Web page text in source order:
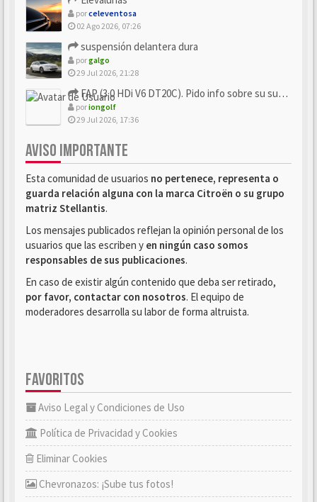
porceleventosa
02 Ago 2026, 07:26
suspensión delantera dura
porgalgo
29 Jul 2026, 21:28
FAP (3.0 HDi V6 DT20C). Pido info sobre su sustitución
poriongolf
29 Jul 2026, 17:36
AVISO IMPORTANTE
Esta comunidad de usuarios no pertenece, representa o
guarda relación alguna con la marca Citroën o su grupo
matriz Stellantis.
Los mensajes publicados reflejan la opinión personal de los
usuarios que las escriben y en ningún caso somos
responsables de sus publicaciones.
En caso de existir algún contenido que deba ser retirado,
por favor, contactar con nosotros. El equipo de
moderadores desarrolla su labor de forma altruista.
FAVORITOS
Aviso Legal y Condiciones de Uso
Política de Privacidad y Cookies
Eliminar Cookies
Chevronazos: ¡Sube tus fotos!